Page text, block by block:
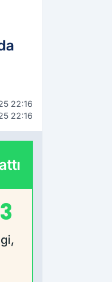
22:16
22:16